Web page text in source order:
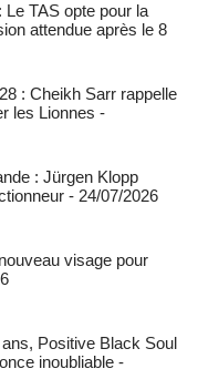
Le TAS opte pour la
attendue après le 8
: Cheikh Sarr rappelle
les Lionnes -
: Jürgen Klopp
- 24/07/2026
visage pour
Positive Black Soul
inoubliable -